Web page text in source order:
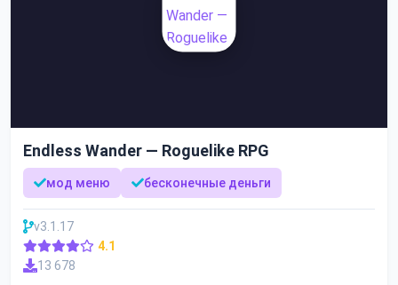
Endless Wander — Roguelike RPG
мод меню бесконечные деньги
v3.1.17
4.1
13 678